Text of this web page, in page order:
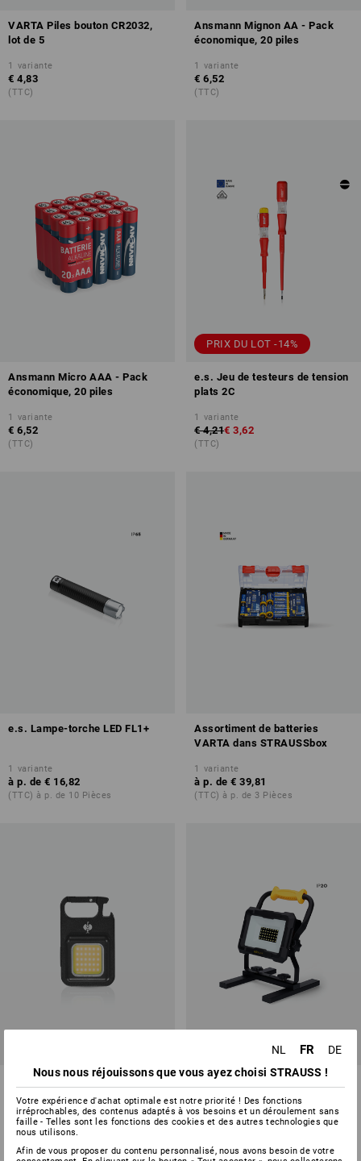
VARTA Piles bouton CR2032,
lot de 5
1 variante
€ 4,83
(TTC)
Ansmann Mignon AA - Pack
économique, 20 piles
1 variante
€ 6,52
(TTC)
Ansmann Micro AAA - Pack
économique, 20 piles
1 variante
€ 6,52
(TTC)
PRIX DU LOT -14%
e.s. Jeu de testeurs de tension
plats 2C
1 variante
€ 4,21€ 3,62
(TTC)
e.s. Lampe-torche LED FL1+
1 variante
à p. de € 16,82
(TTC) à p. de 10 Pièces
Assortiment de batteries
VARTA dans STRAUSSbox
1 variante
à p. de € 39,81
(TTC) à p. de 3 Pièces
Lampe LED multifonction Clip
variante
à p. de € 5,93
(TTC) à p. de 3 Pièces
Projecteur de chantier LED sur
batterie 20 W
1 variante
(TTC) à p. de 3 Pièces
NL FR
DE
Nous nous réjouissons que vous ayez choisi STRAUSS !
Votre expérience d'achat optimale est notre priorité ! Des fonctions
irréprochables, des contenus adaptés à vos besoins et un déroulement sans
faille - Telles sont les fonctions des cookies et des autres technologies que
nous utilisons.
Afin de vous proposer du contenu personnalisé, nous avons besoin de votre